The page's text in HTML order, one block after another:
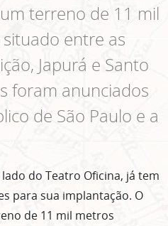
terreno de 11 mil
entre as
Japurá e Santo
foram anunciados
de São Paulo e a
lado do Teatro Oficina, já tem
para sua implantação. O
de 11 mil metros